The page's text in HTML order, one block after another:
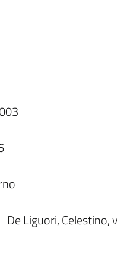
De Liguori, Celestino,